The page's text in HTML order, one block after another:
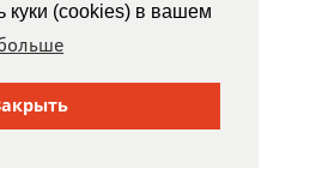
(cookies) в вашем